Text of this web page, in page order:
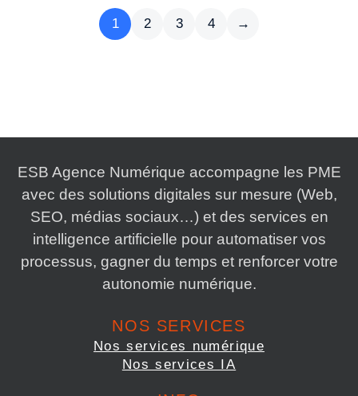
1 2 3 4 →
ESB Agence Numérique accompagne les PME
avec des solutions digitales sur mesure (Web,
SEO, médias sociaux…) et des services en
intelligence artificielle pour automatiser vos
processus, gagner du temps et renforcer votre
autonomie numérique.
NOS SERVICES
Nos services numérique
Nos services IA